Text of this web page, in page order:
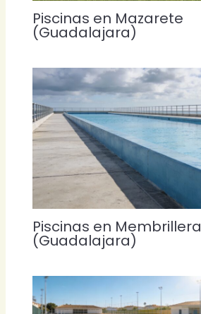
Piscinas en Mazarete
(Guadalajara)
Piscinas en Membrillera
(Guadalajara)